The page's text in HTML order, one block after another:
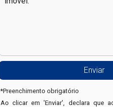
*Preenchimento obrigatório
Ao clicar em 'Enviar', declara que